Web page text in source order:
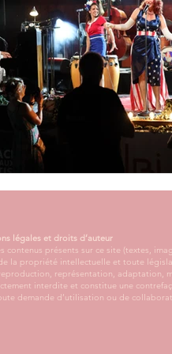
légales et droits d’auteur
contenus présents sur ce site (textes,
la propriété intellectuelle et toute
représentation, adaptation,
interdite et constitue une
demande d’utilisation ou de